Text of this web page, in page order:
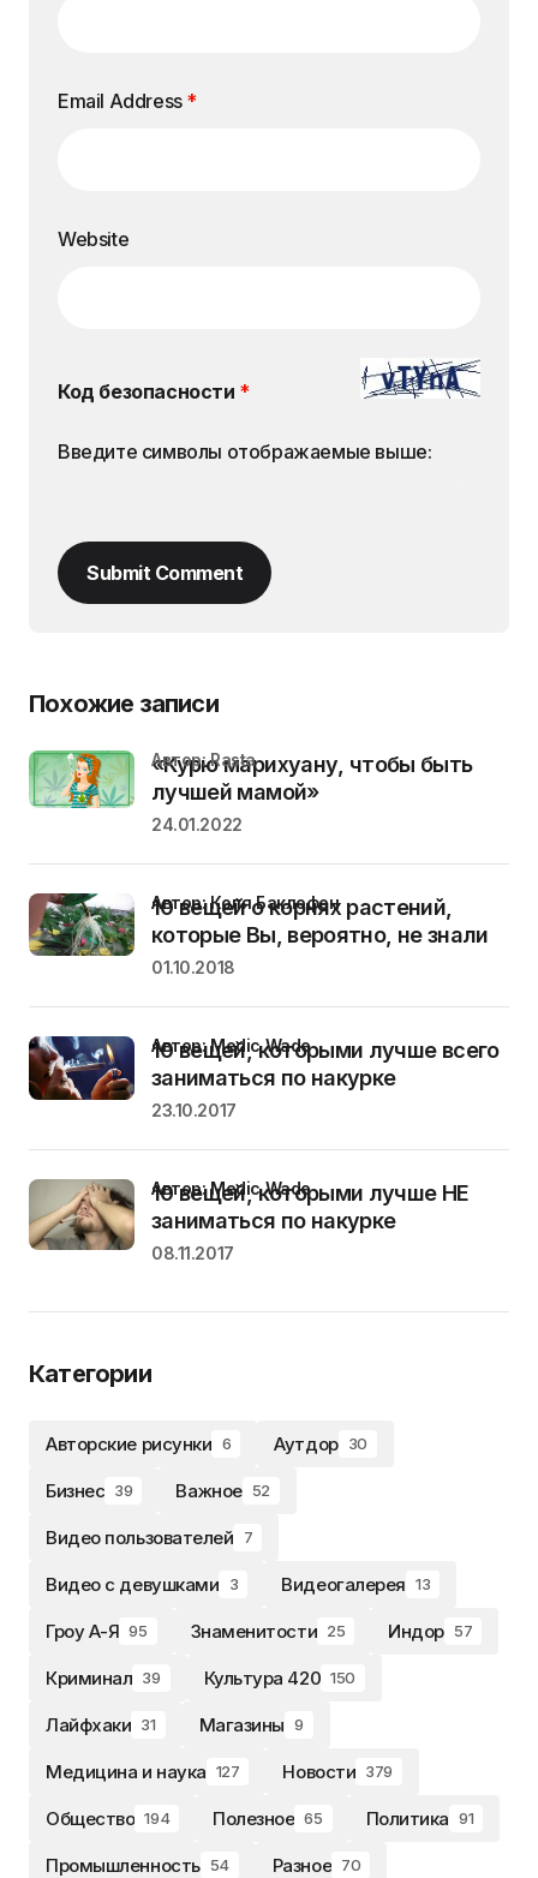
Email Address *
Website
Код безопасности *
Введите символы отображаемые выше:
Submit Comment
Похожие записи
«Курю марихуану, чтобы быть
лучшей мамой»
Автор: Rasta
24.01.2022
10 вещей о корнях растений,
которые Вы, вероятно, не знали
Автор: Коля Баклофен
01.10.2018
10 вещей, которыми лучше всего
заниматься по накурке
Автор: Medic Wade
23.10.2017
10 вещей, которыми лучше НЕ
заниматься по накурке
Автор: Medic Wade
08.11.2017
Категории
Авторские рисунки 6 Аутдор 30
Бизнес 39 Важное 52
Видео пользователей 7
Видео с девушками 3 Видеогалерея 13
Гроу А-Я 95 Знаменитости 25 Индор 57
Криминал 39 Культура 420 150
Лайфхаки 31 Магазины 9
Медицина и наука 127 Новости 379
Общество 194 Полезное 65 Политика 91
Промышленность 54 Разное 70